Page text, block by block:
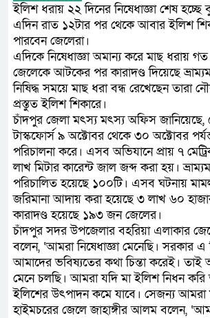
আত-
পর্দাপন
ইলিশ ধরায় ২২ দিনের নিষেধাজ্ঞা শেষ হচ্ছে
এদিন রাত ১২টার পর থেকে আবার ইলিশ
পারবেন জেলেরা।
এদিকে নিষেধাজ্ঞা অমান্য করে মাছ ধরায়
জেলেকে আটকের পর কারাদণ্ড দিয়েছে
নিষিদ্ধ সময়ে মাছ ধরা বন্ধ রেখেছেন তারা
প্রস্তুত ইলিশ শিকারে।
চাঁদপুর জেলা মৎস্য মৎস্য অফিস
টাস্কফোর্স ৯ অক্টোবর থেকে ৩০ অক্টোবর
পরিচালনা করে। এসব অভিযানে প্রায় ৭
লাখ মিটার কারেন্ট জাল জব্দ করা হয়।
পরিচালিত হয়েছে ১০০টি। এসব ঘটনায়
জরিমানা আদায় করা হয়েছে ৩ লাখ ৬০
কারাদণ্ড হয়েছে ১৯৩ জন জেলের।
চাঁদপুর সদর উপজেলার বহরিয়া এলাকার
বলেন, ‘আমরা নিষেধাজ্ঞা মেনেছি। সরকার এ
আমাদের ভবিষ্যতের কথা চিন্তা করেই। তাই
মেনে চলছি। আমরা যদি মা ইলিশ নিধন করি
ইলিশের উৎপাদন কমে যাবে। সেজন্য আমরা
হাইমচরের জেলে জাহাঙ্গীর আলম বলেন,